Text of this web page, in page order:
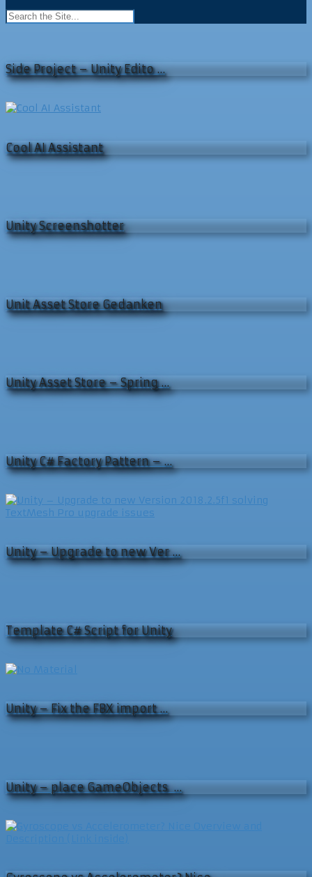
Side Project – Unity Edito …
Cool AI Assistant
Unity Screenshotter
Unit Asset Store Gedanken
Unity Asset Store – Spring …
Unity C# Factory Pattern – …
Unity – Upgrade to new Ver …
Template C# Script for Unity
Unity – Fix the FBX import …
Unity – place GameObjects …